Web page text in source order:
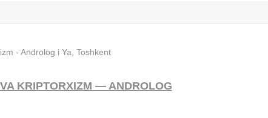
KRIPTORXIZM — ANDROLOG